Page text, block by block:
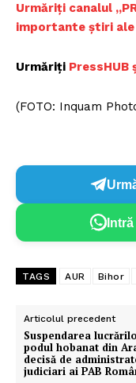
Urmăriți canalul
importante știri
Urmăriți PressHUB
(FOTO: Inquam
TAGS AUR Bihor
Articolul precedent
Suspendarea
podul hobanat din
decisă de
judiciari ai PAB